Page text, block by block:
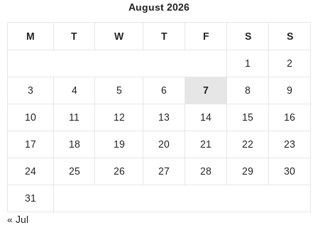
August 2026
M T W T F S S
1 2
3 4 5 6 7 8 9
10 11 12 13 14 15 16
17 18 19 20 21 22 23
24 25 26 27 28 29 30
31
« Jul